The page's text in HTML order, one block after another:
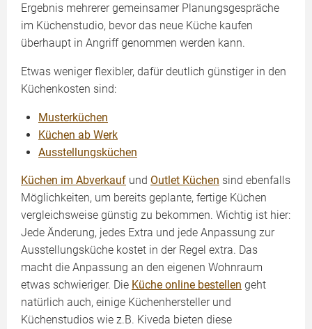
Ergebnis mehrerer gemeinsamer Planungsgespräche
im Küchenstudio, bevor das neue Küche kaufen
überhaupt in Angriff genommen werden kann.
Etwas weniger flexibler, dafür deutlich günstiger in den
Küchenkosten sind:
Musterküchen
Küchen ab Werk
Ausstellungsküchen
Küchen im Abverkauf und Outlet Küchen sind ebenfalls
Möglichkeiten, um bereits geplante, fertige Küchen
vergleichsweise günstig zu bekommen. Wichtig ist hier:
Jede Änderung, jedes Extra und jede Anpassung zur
Ausstellungsküche kostet in der Regel extra. Das
macht die Anpassung an den eigenen Wohnraum
etwas schwieriger. Die Küche online bestellen geht
natürlich auch, einige Küchenhersteller und
Küchenstudios wie z.B. Kiveda bieten diese